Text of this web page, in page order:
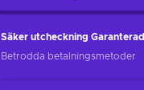
Säker utcheckning Garanterad
Betrodda betalningsmetoder